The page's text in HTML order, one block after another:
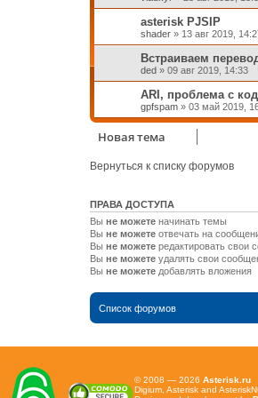
asterisk PJSIP
shader» 13 авг 2019,
Встраиваем
ded» 09 авг 2019, 14:33
ARI, проблема с
gpfspam» 03 май 2019,
Новая тема
Вернуться к списку форумов
ПРАВА ДОСТУПА
Вы не можетеначинать темы
Вы не можетеотвечать на
Вы не можетередактировать свои
Вы не можетеудалять свои
Вы не можетедобавлять вложения
Список форумов
© 2008 — 2026 Asterisk.ru
Digium, Asterisk and